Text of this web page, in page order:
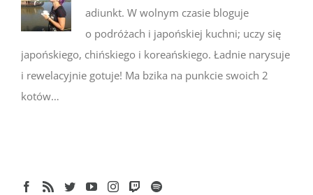
adiunkt. W wolnym czasie bloguje
o podróżach i japońskiej kuchni; uczy się
japońskiego, chińskiego i koreańskiego. Ładnie narysuje
i rewelacyjnie gotuje! Ma bzika na punkcie swoich 2
kotów…